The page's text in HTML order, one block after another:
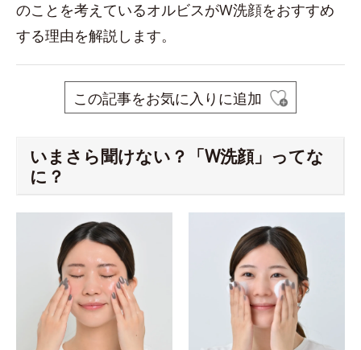
のことを考えているオルビスがW洗顔をおすすめ
する理由を解説します。
この記事をお気に入りに追加
いまさら聞けない？「W洗顔」ってな
に？